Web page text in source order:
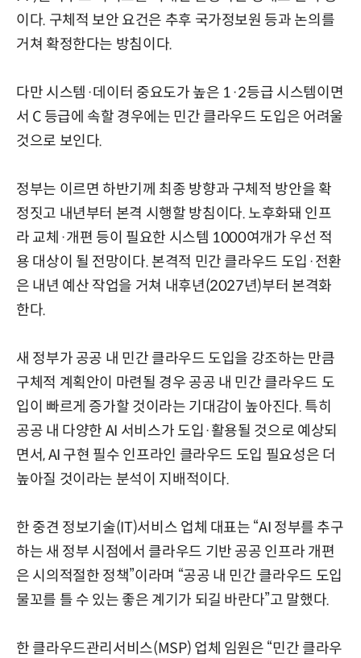
이다. 구체적 보안 요건은 추후 국가정보원 등과 논의를
거쳐 확정한다는 방침이다.
다만 시스템·데이터 중요도가 높은 1·2등급 시스템이면
서 C 등급에 속할 경우에는 민간 클라우드 도입은 어려울
것으로 보인다.
정부는 이르면 하반기께 최종 방향과 구체적 방안을 확
정짓고 내년부터 본격 시행할 방침이다. 노후화돼 인프
라 교체·개편 등이 필요한 시스템 1000여개가 우선 적
용 대상이 될 전망이다. 본격적 민간 클라우드 도입·전환
은 내년 예산 작업을 거쳐 내후년(2027년)부터 본격화
한다.
새 정부가 공공 내 민간 클라우드 도입을 강조하는 만큼
구체적 계획안이 마련될 경우 공공 내 민간 클라우드 도
입이 빠르게 증가할 것이라는 기대감이 높아진다. 특히
공공 내 다양한 AI 서비스가 도입·활용될 것으로 예상되
면서, AI 구현 필수 인프라인 클라우드 도입 필요성은 더
높아질 것이라는 분석이 지배적이다.
한 중견 정보기술(IT)서비스 업체 대표는 “AI 정부를 추구
하는 새 정부 시점에서 클라우드 기반 공공 인프라 개편
은 시의적절한 정책”이라며 “공공 내 민간 클라우드 도입
물꼬를 틀 수 있는 좋은 계기가 되길 바란다”고 말했다.
한 클라우드관리서비스(MSP) 업체 임원은 “민간 클라우